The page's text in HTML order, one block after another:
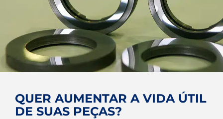
QUER AUMENTAR A VIDA ÚTIL
DE SUAS PEÇAS?